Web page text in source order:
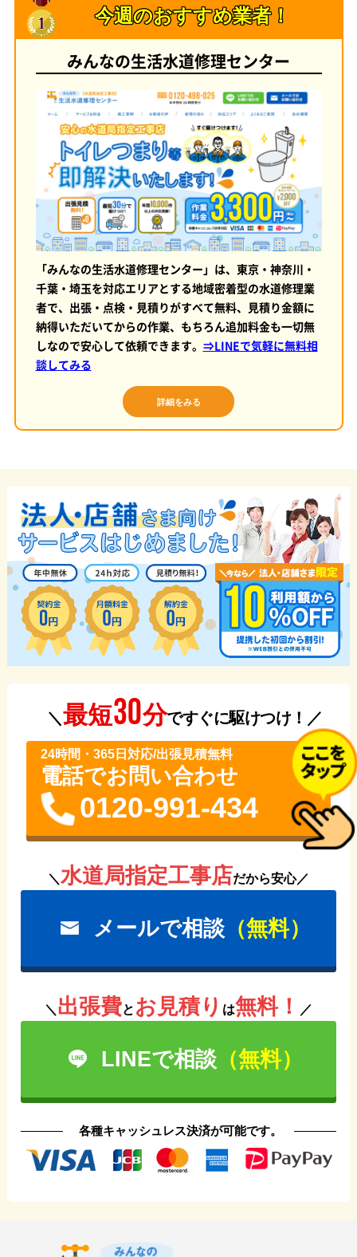
今週のおすすめ業者！
みんなの生活水道修理センター
「みんなの生活水道修理センター」は、東京・神奈川・
千葉・埼玉を対応エリアとする地域密着型の水道修理業
者で、出張・点検・見積りがすべて無料、見積り金額に
納得いただいてからの作業、もちろん追加料金も一切無
しなので安心して依頼できます。 ⇒LINEで気軽に無料相
談してみる
詳細をみる
＼最短30分ですぐに駆けつけ！／
24時間・365⽇対応/出張見積無料
電話でお問い合わせ
0120-991-434
＼ 水道局指定工事店だから安心／
メールで相談（無料）
＼ 出張費と お見積り は無料！ ／
LINEで相談（無料）
各種キャッシュレス決済が可能です。